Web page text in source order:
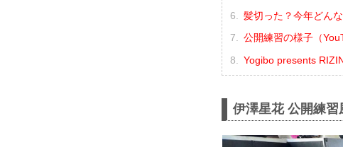
髪切った？今年どん
公開練習の様子（
Yogibo presents
伊澤星花 公開練習